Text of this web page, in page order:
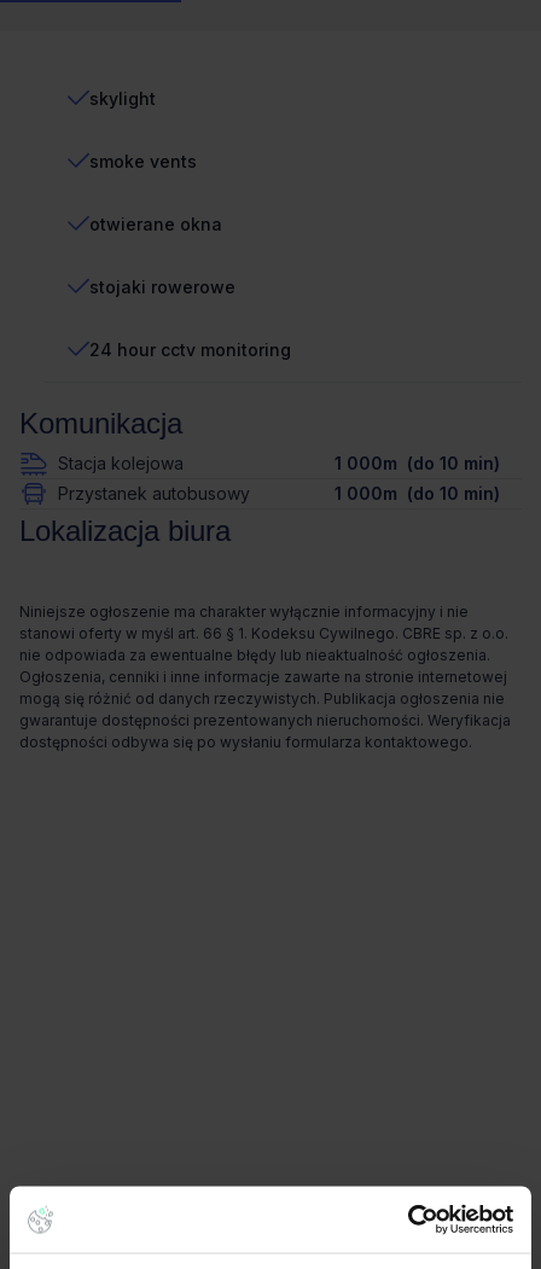
skylight
smoke vents
otwierane okna
stojaki rowerowe
24 hour cctv monitoring
Komunikacja
Stacja kolejowa
1 000m (do 10 min)
Przystanek autobusowy
1 000m (do 10 min)
Lokalizacja biura
Niniejsze ogłoszenie ma charakter wyłącznie informacyjny i nie
stanowi oferty w myśl art. 66 § 1. Kodeksu Cywilnego. CBRE sp. z o.o.
nie odpowiada za ewentualne błędy lub nieaktualność ogłoszenia.
Ogłoszenia, cenniki i inne informacje zawarte na stronie internetowej
mogą się różnić od danych rzeczywistych. Publikacja ogłoszenia nie
gwarantuje dostępności prezentowanych nieruchomości. Weryfikacja
dostępności odbywa się po wysłaniu formularza kontaktowego.